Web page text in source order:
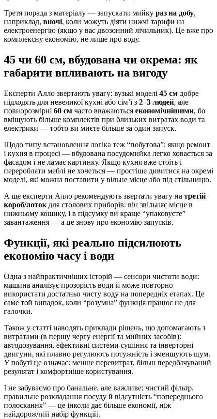
Третя порада з матеріалу — запускати мийку раз на добу,
наприклад, вночі, коли можуть діяти нижчі тарифи на
електроенергію (якщо у вас двозонний лічильник). Це вже про
комплексну економію, не лише про воду.
45 чи 60 см, вбудована чи окрема: як
габарити впливають на вигоду
Експерти Алло звертають увагу: вузькі моделі 45 см добре
підходять для невеликої кухні або сім’ї з 2–3 людей, але
повнорозмірні 60 см часто вважаються економічнішими, бо
вміщують більше комплектів при близьких витратах води та
електрики — тобто ви миєте більше за один запуск.
Щодо типу встановлення логіка теж “побутова”: якщо ремонт
і кухня в процесі — вбудована посудомийка легко ховається за
фасадом і не ламає картинку. Якщо кухня вже стоїть і
переробляти меблі не хочеться — простіше дивитися на окремі
моделі, які можна поставити у вільне місце або під стільницю.
А ще експерти Алло рекомендують звертати увагу на третій
короб/лоток для столових приборів: він звільняє місце в
нижньому кошику, і в підсумку ви краще “упаковуєте”
завантаження — а це знову про економію запусків.
Функції, які реально підсилюють
економію часу і води
Одна з найпрактичніших історій — сенсори чистоти води:
машина аналізує прозорість води й може повторно
використати достатньо чисту воду на попередніх етапах. Це
саме той випадок, коли “розумна” функція працює не для
галочки.
Також у статті наводять приклади рішень, що допомагають з
витратами (в першу чергу енергії та мийних засобів):
автодозування, ефективні системи сушіння та інверторні
двигуни, які плавно регулюють потужність і зменшують шум.
У побуті це означає: менше перевитрат, більш передбачуваний
результат і комфортніше користування.
І не забуваємо про банальне, але важливе: чистий фільтр,
правильне розкладання посуду й відсутність “попереднього
полоскання” — це інколи дає більше економії, ніж
найдорожчий набір функцій.